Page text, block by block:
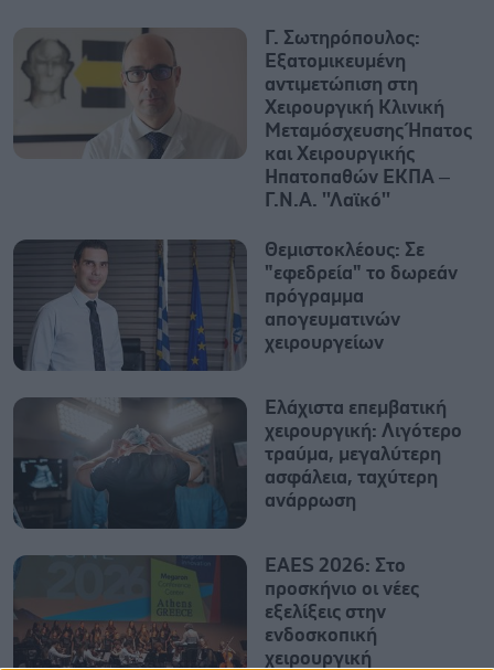
Γ. Σωτηρόπουλος:
Eξατομικευμένη
αντιμετώπιση στη
Χειρουργική Κλινική
Μεταμόσχευσης Ήπατος
και Χειρουργικής
Ηπατοπαθών ΕΚΠΑ –
Γ.Ν.Α. ''Λαϊκό''
Θεμιστοκλέους: Σε
"εφεδρεία" το δωρεάν
πρόγραμμα
απογευματινών
χειρουργείων
Ελάχιστα επεμβατική
χειρουργική: Λιγότερο
τραύμα, μεγαλύτερη
ασφάλεια, ταχύτερη
ανάρρωση
EAES 2026: Στο
προσκήνιο οι νέες
εξελίξεις στην
ενδοσκοπική
χειρουργική